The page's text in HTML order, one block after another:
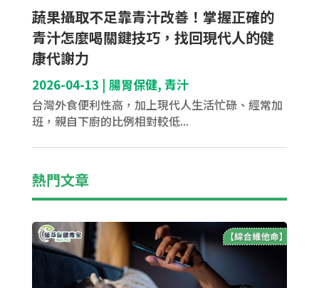
蔬果攝取不足靠青汁改善！掌握正確的
青汁怎麼喝關鍵技巧，找回現代人的健
康代謝力
2026-04-13 | 腸胃保健, 青汁
台灣外食便利性高，加上現代人生活忙碌、經常加
班，親自下廚的比例相對較低...
熱門文章